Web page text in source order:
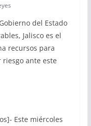
del Estado
Jalisco es el
recursos para
ante este
Este miércoles